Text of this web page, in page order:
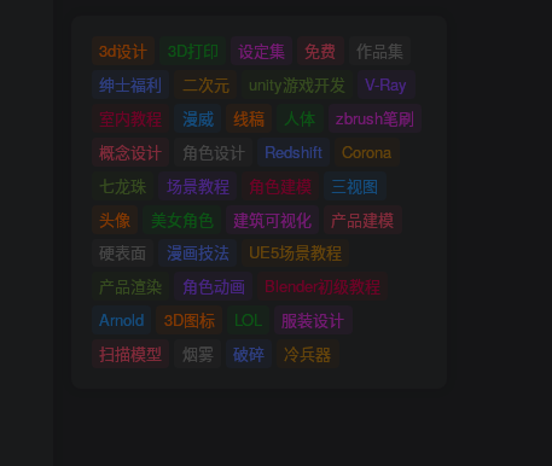
3d设计 3D打印 设定集 免费
作品集
绅士福利
二次元 unity游戏开发
V-Ray
室内教程
漫威 线稿 人体
zbrush笔刷
概念设计
角色设计 Redshift
Corona
七龙珠
场景教程 角色建模
三视图
头像
美女角色 建筑可视化
产品建模
硬表面
漫画技法
UE5场景教程
产品渲染
角色动画
Blender初级教程
Arnold
3D图标 LOL
服装设计
扫描模型
烟雾 破碎 冷兵器